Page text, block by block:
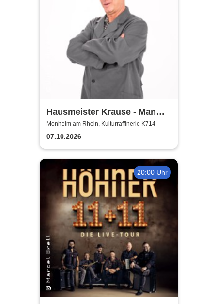
Hausmeister Krause - Man
lebt nur zweimal
Monheim am Rhein, Kulturraffinerie K714
07.10.2026
20:00 Uhr